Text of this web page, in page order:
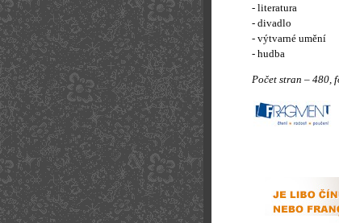
- literatura
- divadlo
- výtvarné umění
- hudba
Počet stran – 480,